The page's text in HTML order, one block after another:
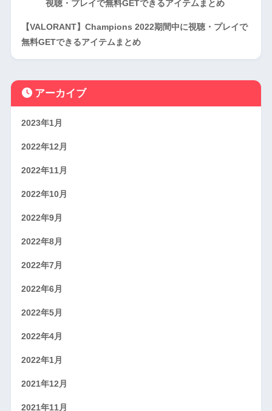
【VALORANT】Champions 2022期間中に視聴・プレイで
無料GETできるアイテムまとめ
アーカイブ
2023年1月
2022年12月
2022年11月
2022年10月
2022年9月
2022年8月
2022年7月
2022年6月
2022年5月
2022年4月
2022年1月
2021年12月
2021年11月